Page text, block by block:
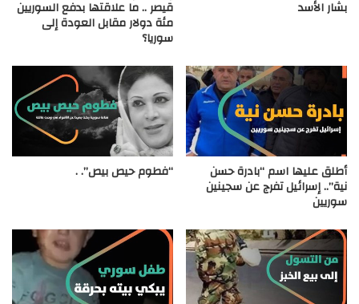
بشار الأسد قيصر .. ما علاقتها بدفع السوريين
مئة دولار مقابل العودة إلى
سوريا؟
أطلق عليها اسم “بادرة حسن
نية”.. إسرائيل تفرج عن سجينين
سوريين
“فطوم حيص بيص”. .